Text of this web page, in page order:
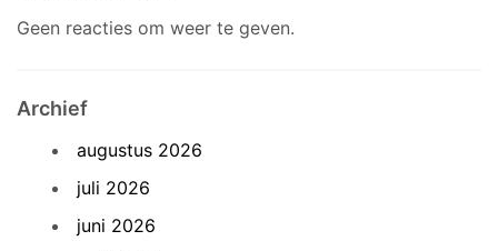
Geen reacties om weer te geven.
Archief
augustus 2026
juli 2026
juni 2026